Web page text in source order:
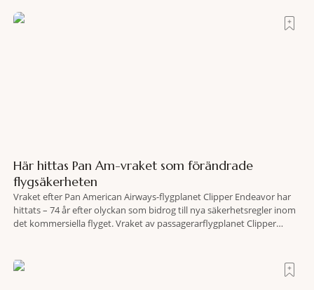
fler människor ska kunna promenera, motionera
Här hittas Pan Am-vraket som förändrade
flygsäkerheten
Vraket efter Pan American Airways-flygplanet Clipper Endeavor har
hittats – 74 år efter olyckan som bidrog till nya säkerhetsregler inom
det kommersiella flyget. Vraket av passagerarflygplanet Clipper
lokaliserades den 2 juni i år med hjälp